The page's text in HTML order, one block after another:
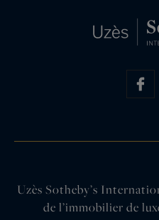
Uzès Sotheby’s
de l’immobilier de